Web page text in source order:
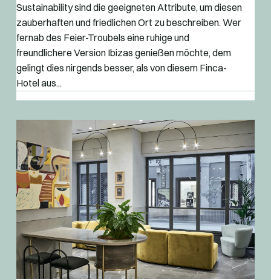
Sustainability sind die geeigneten Attribute, um diesen
zauberhaften und friedlichen Ort zu beschreiben. Wer
fernab des Feier-Troubels eine ruhige und
freundlichere Version Ibizas genießen möchte, dem
gelingt dies nirgends besser, als von diesem Finca-
Hotel aus...